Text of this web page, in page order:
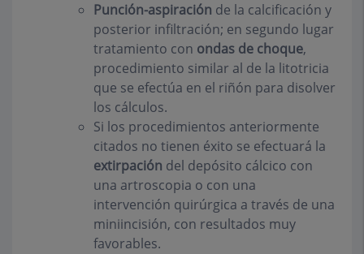
Punción-aspiración de la calcificación y
posterior infiltración; en segundo lugar
tratamiento con ondas de choque,
procedimiento similar al de la litotricia
que se efectúa en el riñón para disolver
los cálculos.
Si los procedimientos anteriormente
citados no tienen éxito se efectuará la
extirpación del depósito cálcico con
una artroscopia o con una
intervención quirúrgica a través de una
miniincisión, con resultados muy
favorables.